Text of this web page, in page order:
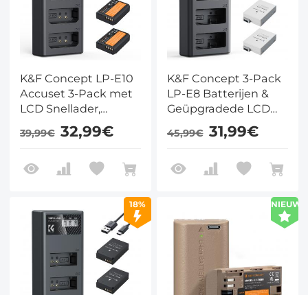
K&F Concept LP-E10
Accuset 3-Pack met
LCD Snellader,
Compatibel met
Canon Rebel T7, T6,
X50/X70/X80/X90,
1100D/1200D/1300D/1500D/2000D
39,99€ 32,99€
K&F Concept 3-Pack
LP-E8 Batterijen &
Geüpgradede LCD
Lader, Compatibel
met Canon EOS
550D, 600D, 650D,
45,99€ 31,99€
18% NIEUW